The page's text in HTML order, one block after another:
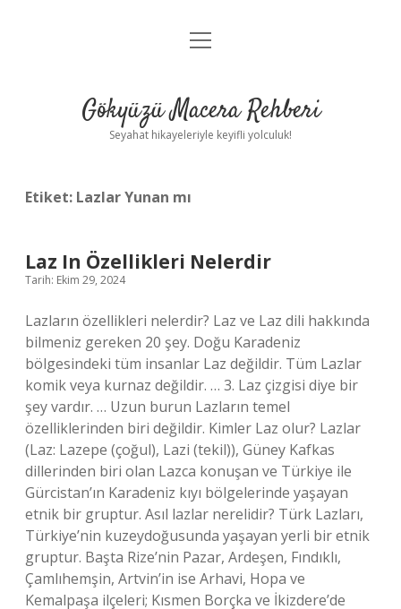
Anasayfa
Yasal Uyarı
menüyü
Gökyüzü Macera Rehberi
Seyahat hikayeleriyle keyifli yolculuk!
Etiket: Lazlar Yunan mı
Laz In Özellikleri Nelerdir
Tarih: Ekim 29, 2024
Lazların özellikleri nelerdir? Laz ve Laz dili hakkında
bilmeniz gereken 20 şey. Doğu Karadeniz
bölgesindeki tüm insanlar Laz değildir. Tüm Lazlar
komik veya kurnaz değildir. … 3. Laz çizgisi diye bir
şey vardır. … Uzun burun Lazların temel
özelliklerinden biri değildir. Kimler Laz olur? Lazlar
(Laz: Lazepe (çoğul), Lazi (tekil)), Güney Kafkas
dillerinden biri olan Lazca konuşan ve Türkiye ile
Gürcistan’ın Karadeniz kıyı bölgelerinde yaşayan
etnik bir gruptur. Asıl lazlar nerelidir? Türk Lazları,
Türkiye’nin kuzeydoğusunda yaşayan yerli bir etnik
gruptur. Başta Rize’nin Pazar, Ardeşen, Fındıklı,
Çamlıhemşin, Artvin’in ise Arhavi, Hopa ve
Kemalpaşa ilçeleri; Kısmen Borçka ve İkizdere’de